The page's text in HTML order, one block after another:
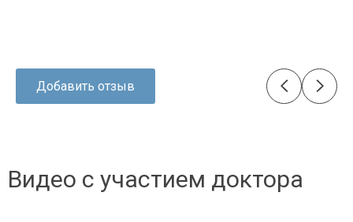
Добавить отзыв
видео с участием доктора